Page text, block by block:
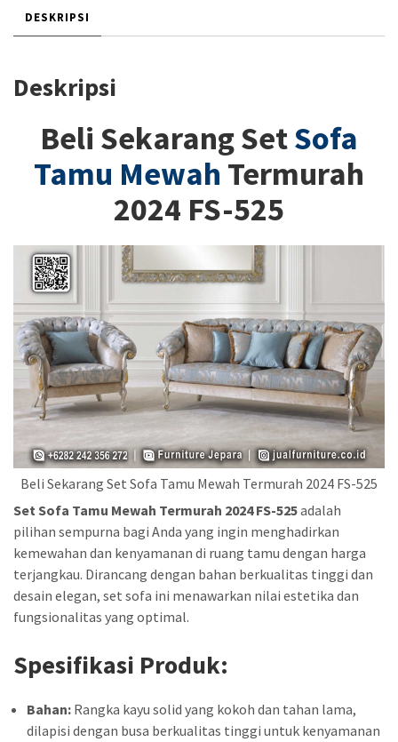
DESKRIPSI
Deskripsi
Beli Sekarang SetSofa
Tamu Mewah Termurah
2024 FS-525
Beli Sekarang Set Sofa Tamu Mewah Termurah 2024 FS-525
Set Sofa Tamu Mewah Termurah 2024 FS-525adalah
pilihan sempurna bagi Anda yang ingin menghadirkan
kemewahan dan kenyamanan di ruang tamu dengan harga
terjangkau. Dirancang dengan bahan berkualitas tinggi dan
desain elegan, set sofa ini menawarkan nilai estetika dan
fungsionalitas yang optimal.
Spesifikasi Produk:
Bahan: Rangka kayu solid yang kokoh dan tahan lama,
dilapisi dengan busa berkualitas tinggi untuk kenyamanan